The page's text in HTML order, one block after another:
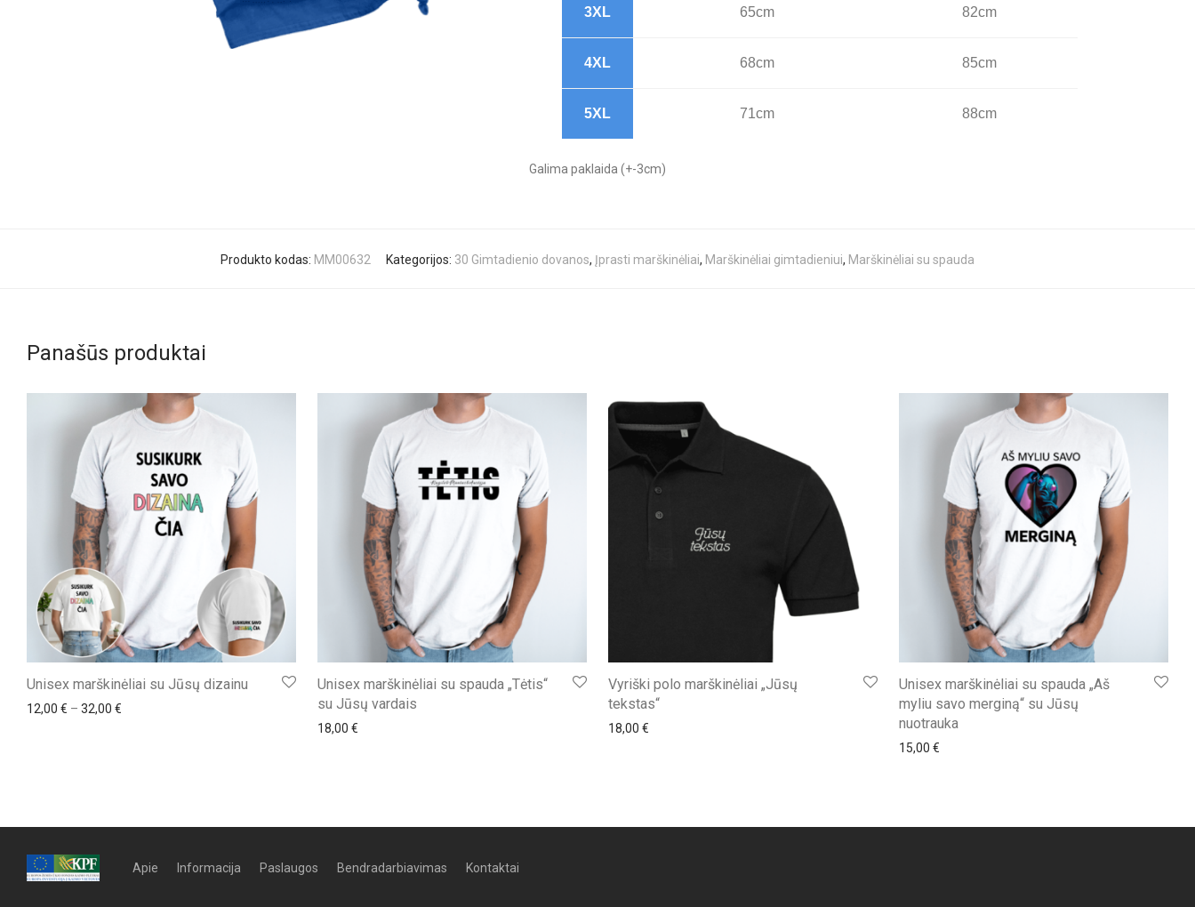
3XL 65cm 82cm
4XL 68cm 85cm
5XL 71cm 88cm
Galima paklaida (+-3cm)
Produkto kodas: MM00632 Kategorijos: 30 Gimtadienio dovanos, Įprasti marškinėliai, Marškinėliai gimtadieniui, Marškinėliai su spauda
Panašūs produktai
Unisex marškinėliai su Jūsų dizainu
12,00 € – 32,00 € Price range: 12,00 € through 32,00 €
Unisex marškinėliai su spauda „Tėtis“
su Jūsų vardais
18,00 €
Vyriški polo marškinėliai „Jūsų
tekstas“
18,00 €
Unisex marškinėliai su spauda „Aš
myliu savo merginą“ su Jūsų
nuotrauka
15,00 €
Apie Informacija Paslaugos Bendradarbiavimas Kontaktai